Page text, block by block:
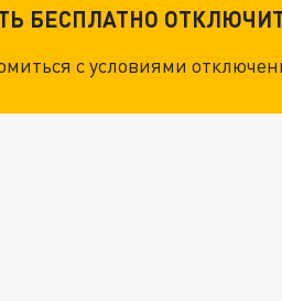
БЕСПЛАТНО
с условиями